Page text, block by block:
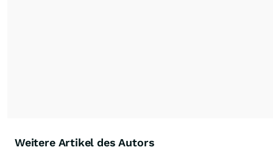
Weitere Artikel des Autors